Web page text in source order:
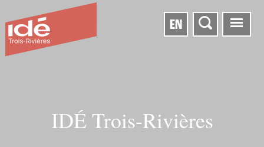
EN
IDÉ Trois-Rivières